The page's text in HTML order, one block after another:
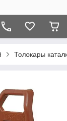
Толокары